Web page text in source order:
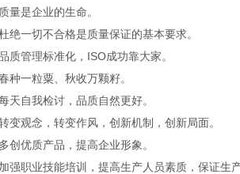
质量是企业的生命。
绝一切不合格是质量保证的基本要求。
质管理标准化，ISO成功靠大家。
种一粒粟、秋收万颗籽。
天自我检讨，品质自然更好。
变观念，转变作风，创新机制，创新局面。
多创优质产品，提高企业形象。
加强职业技能培训，提高生产人员素质，保证生